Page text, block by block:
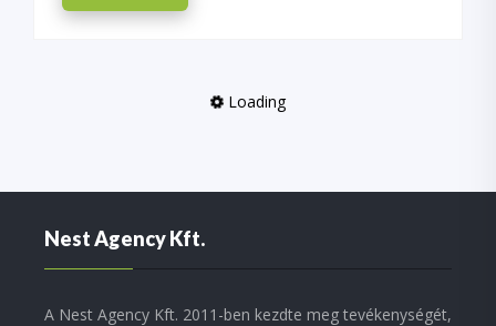
Loading
Nest Agency Kft.
A Nest Agency Kft. 2011-ben kezdte meg tevékenységét,